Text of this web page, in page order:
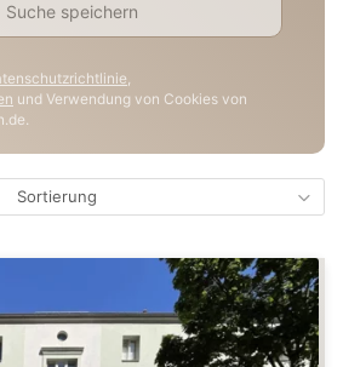
Suche speichern
,
und Verwendung von Cookies von
Sortierung